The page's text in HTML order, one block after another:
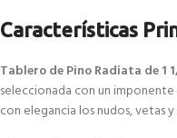
Características
Tablero de Pino Radiata de 1
seleccionada con un imponente
con elegancia los nudos, vetas